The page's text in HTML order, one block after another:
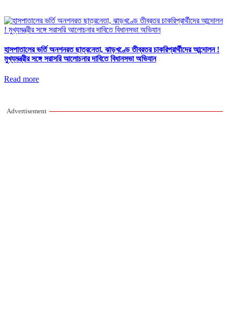
হাসপাতালের ভর্তি অনশনরত ছাত্রনেতা, ঝাড়খণ্ডে তীব্রতর চাকরিপ্রার্থীদের আন্দোলন !
মুখ্যমন্ত্রীর সঙ্গে সরাসরি আলোচনার দাবিতে বিধানসভা অভিযান
Read more
Advertisement